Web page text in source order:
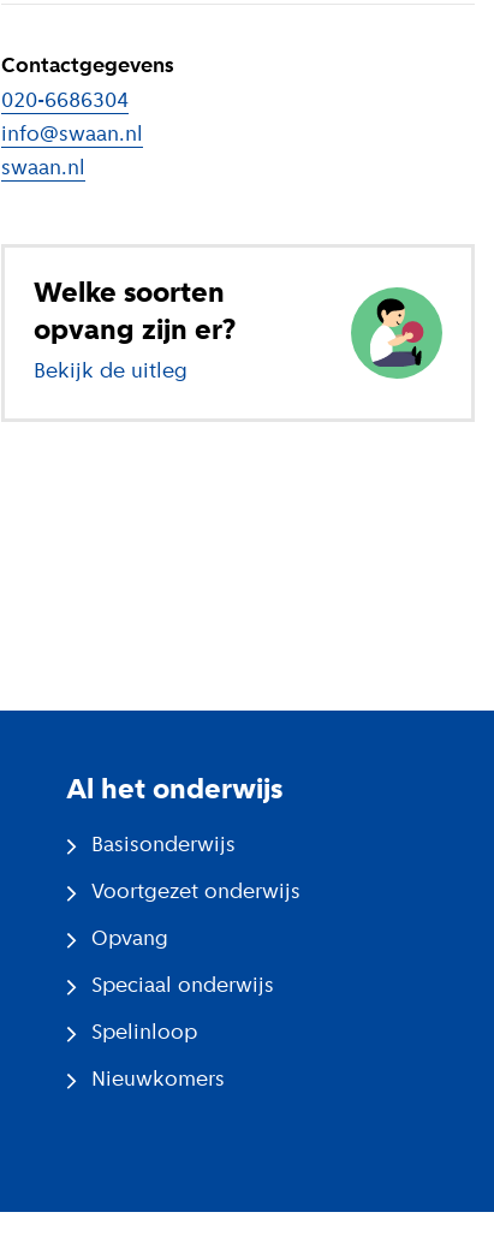
Contactgegevens
020-6686304
info@swaan.nl
swaan.nl
Welke soorten
opvang zijn er?
Bekijk de uitleg over verschillende soorten
Al het onderwijs
Basisonderwijs
Voortgezet onderwijs
Opvang
Speciaal onderwijs
Spelinloop
Nieuwkomers